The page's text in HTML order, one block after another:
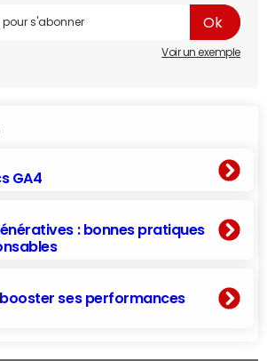
Voir un exemple
GA4
: bonnes pratiques
ses performances